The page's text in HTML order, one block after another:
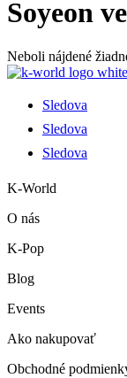
Soyeon
Neboli nájdené
Sledova
Sledova
Sledova
K-World
O nás
K-Pop
Blog
Events
Ako nakupovať
Obchodné